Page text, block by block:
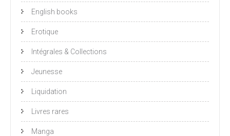
English books
Erotique
Intégrales & Collections
Jeunesse
Liquidation
Livres rares
Manga